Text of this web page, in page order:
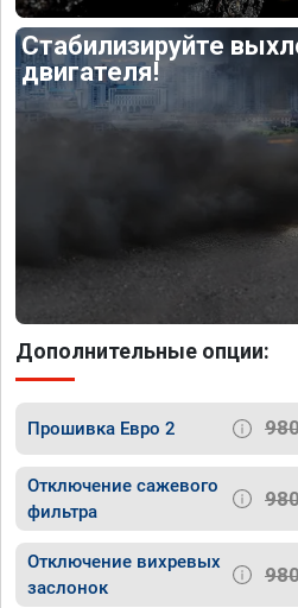
Стабилизируйте
двигателя!
Дополнительные опции:
Прошивка Евро 2
Отключение сажевого
фильтра
Отключение вихревых
заслонок